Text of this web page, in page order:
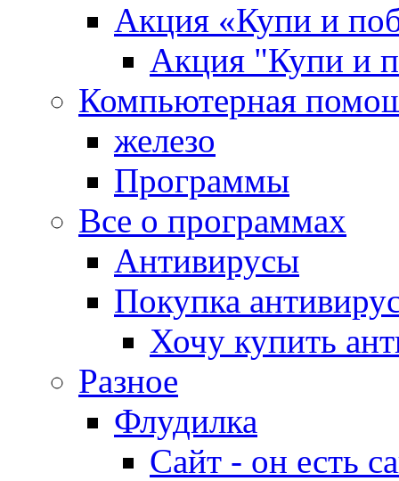
Акция «Купи и
Акция "Купи и
Компьютерная
железо
Программы
Все о программах
Антивирусы
Покупка
Хочу купить
Разное
Флудилка
Сайт - он есть